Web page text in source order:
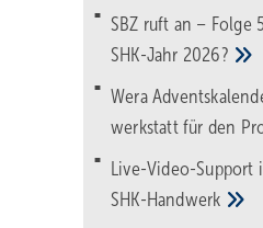
SBZ ruft an – Folge
SHK-Jahr 2026?
Wera
werk­statt für den
Live-Video-Support
SHK-Handwerk